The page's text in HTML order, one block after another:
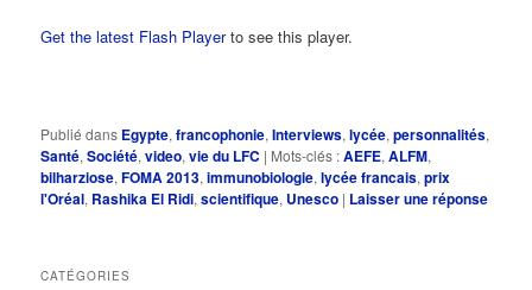
Get the latest Flash Playerto see this player.
Publié dans Egypte,francophonie,Interviews,lycée,personnalités,
Santé,Société,video,vie du LFC | Mots-clés :AEFE,ALFM,
bilharziose,FOMA 2013,immunobiologie,lycée francais,prix
l'Oréal, Rashika El Ridi,scientifique, Unesco | Laisser une réponse
CATÉGORIES